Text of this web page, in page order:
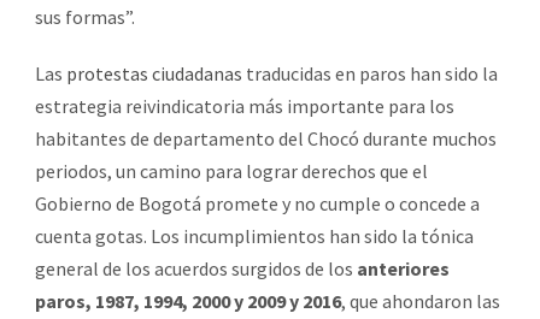
sus formas”.
Las protestas ciudadanas traducidas en paros han sido la
estrategia reivindicatoria más importante para los
habitantes de departamento del Chocó durante muchos
periodos, un camino para lograr derechos que el
Gobierno de Bogotá promete y no cumple o concede a
cuenta gotas. Los incumplimientos han sido la tónica
general de los acuerdos surgidos de los anteriores
paros, 1987, 1994, 2000 y 2009 y 2016, que ahondaron las